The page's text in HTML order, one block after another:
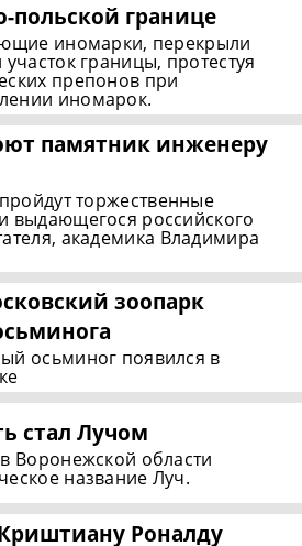
польской границе
иномарки, перекрыли
границы, протестуя
препонов при
иномарок.
памятник инженеру
торжественные
выдающегося российского
академика Владимира
зоопарк
осьминог появился в
стал Лучом
Воронежской области
название Луч.
Роналду